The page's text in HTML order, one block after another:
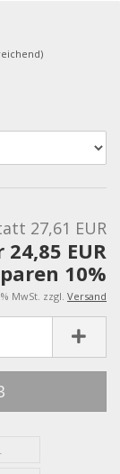
27,61 EUR
24,85 EUR
10%
MwSt. zzgl. Versand